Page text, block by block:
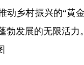
动乡村振兴的“黄
勃发展的无限活力